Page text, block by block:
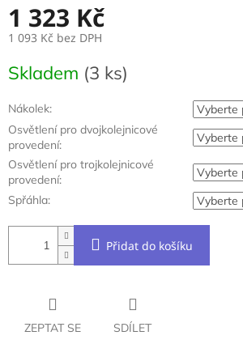
1 323 Kč
1 093 Kč bez DPH
cena:
Skladem (3 ks)
Nákolek:
Osvětlení pro dvojkolejnicové
provedení:
Osvětlení pro trojkolejnicové
provedení:
Spřáhla:
Přidat do košíku
ZEPTAT SE SDÍLET